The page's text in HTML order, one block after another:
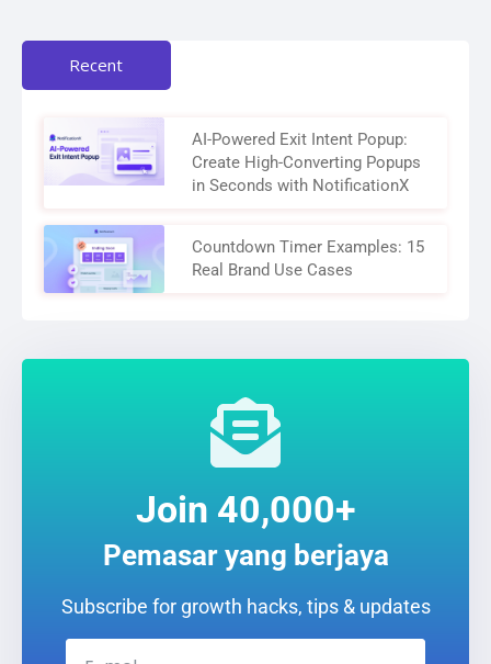
Recent
AI-Powered Exit Intent Popup:
Create High-Converting Popups
in Seconds with NotificationX
Countdown Timer Examples: 15
Real Brand Use Cases
Join 40,000+
Pemasar yang berjaya
Subscribe for growth hacks, tips & updates